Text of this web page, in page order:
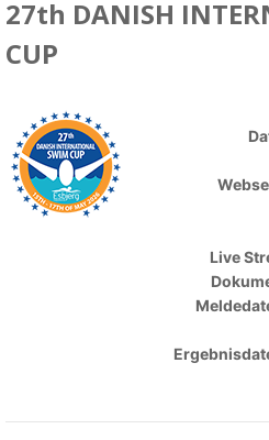
27th DANISH
CUP
Live